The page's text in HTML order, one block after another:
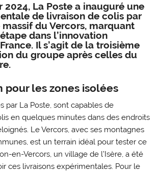
2024, La Poste a inauguré une
de livraison de colis par
du Vercors, marquant
dans l’innovation
Il s’agit de la troisième
du groupe après celles du
pour les zones isolées
par La Poste, sont capables de
en quelques minutes dans des endroits
Le Vercors, avec ses montagnes
est un terrain idéal pour tester ce
en-Vercors, un village de l’Isère, a été
ces livraisons expérimentales. Pour le